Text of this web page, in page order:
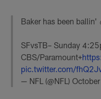
Baker has been ballin'
SFvsTB– Sunday
CBS/Paramount+
pic.twitter.com/
— NFL (@NFL)